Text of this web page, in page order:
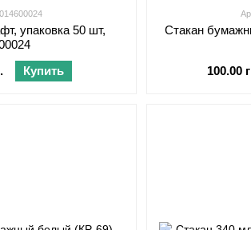
упаковка 50 шт,
Купить
Стакан
100.00